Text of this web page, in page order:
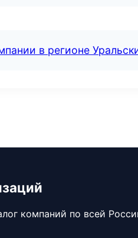
в регионе
компаний по всей